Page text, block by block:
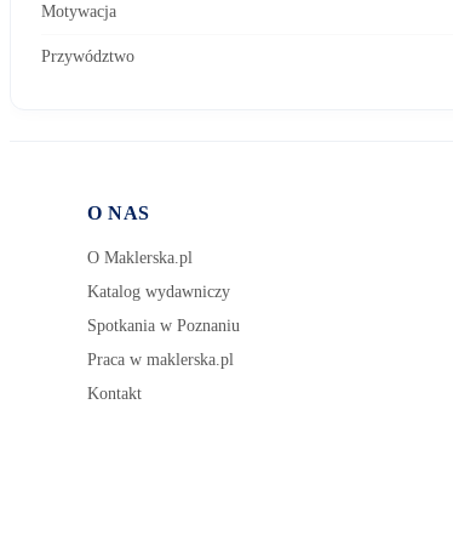
Motywacja
Przywództwo
O NAS
O Maklerska.pl
Katalog wydawniczy
Spotkania w Poznaniu
Praca w maklerska.pl
Kontakt